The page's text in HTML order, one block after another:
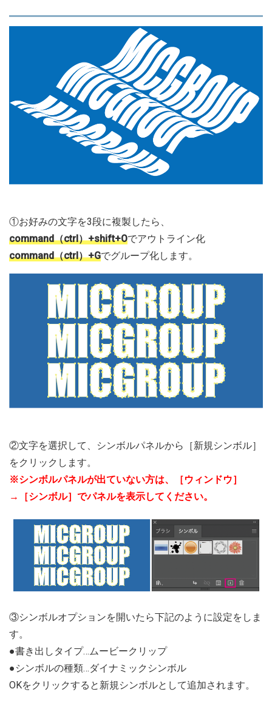
①お好みの文字を3段に複製したら、
command（ctrl）+shift+Oでアウトライン化
command（ctrl）+Gでグループ化します。
②文字を選択して、シンボルパネルから［新規シンボル］
をクリックします。
※シンボルパネルが出ていない方は、［ウィンドウ］
→［シンボル］でパネルを表示してください。
③シンボルオプションを開いたら下記のように設定をしま
す。
●書き出しタイプ…ムービークリップ
●シンボルの種類…ダイナミックシンボル
OKをクリックすると新規シンボルとして追加されます。